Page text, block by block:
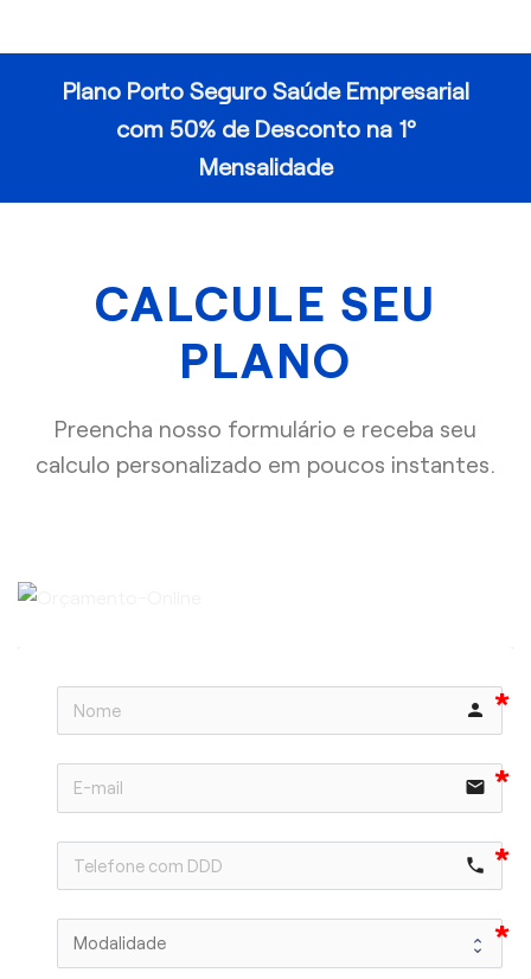
Plano Porto Seguro Saúde Empresarial
com 50% de Desconto na 1º
Mensalidade
CALCULE SEU
PLANO
Preencha nosso formulário e receba seu
calculo personalizado em poucos instantes.
person
email
phone